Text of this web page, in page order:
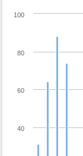
40
60
80
100